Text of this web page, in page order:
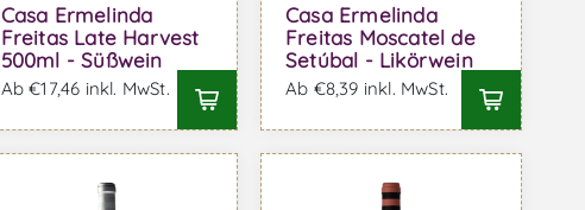
Casa Ermelinda
Freitas Late Harvest
500ml - Süßwein
Ab €17,46 inkl. MwSt.
Casa Ermelinda
Freitas Moscatel de
Setúbal - Likörwein
Ab €8,39 inkl. MwSt.